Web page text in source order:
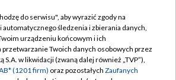
TVP
Regulamin TVP
Polityka prywatności
do serwisu", aby wyrazić zgody na
śledzenia i zbierania danych,
urządzeniu końcowym i ich
Twoich danych osobowych przez
S.A. w likwidacji (zwaną dalej również „TVP”),
(1201 firm) oraz pozostałych Zaufanych